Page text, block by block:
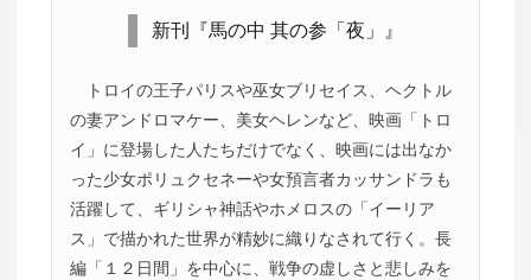
新刊『馬の中 其の参「夜」』
トロイの王子パリスや巫女ブリセイス、ヘクトル
の妻アンドロマケー、美女ヘレンなど、映画「トロ
イ」に登場した人たちだけでなく、映画には出なか
った少女ポリュクセネーや女預言者カッサンドラも
活躍して、ギリシャ神話やホメロスの「イーリア
ス」で描かれた世界が精妙に織りなされて行く。長
編「１２日間」を中心に、戦争の虚しさと悲しみを